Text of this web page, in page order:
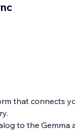
that connects
to the Gemma